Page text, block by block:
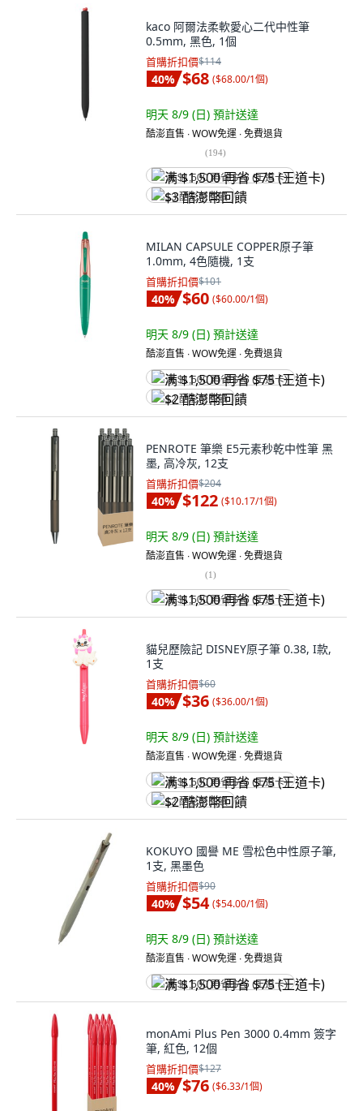
kaco 阿爾法柔軟愛心二代中性筆
0.5mm, 黑色, 1個
首購折扣價$114
40% $68 ($68.00/1個)
明天 8/9 (日) 預計送達
酷澎直售 ∙ WOW免運 ∙ 免費退貨
(194)
满 $1,500 再省 $75 (王道卡)
$3 酷澎幣回饋
MILAN CAPSULE COPPER原子筆
1.0mm, 4色隨機, 1支
首購折扣價$101
40% $60 ($60.00/1個)
明天 8/9 (日) 預計送達
酷澎直售 ∙ WOW免運 ∙ 免費退貨
满 $1,500 再省 $75 (王道卡)
$2 酷澎幣回饋
PENROTE 筆樂 E5元素秒乾中性筆 黑
墨, 高冷灰, 12支
首購折扣價$204
40% $122 ($10.17/1個)
明天 8/9 (日) 預計送達
酷澎直售 ∙ WOW免運 ∙ 免費退貨
(1)
满 $1,500 再省 $75 (王道卡)
貓兒歷險記 DISNEY原子筆 0.38, I款,
1支
首購折扣價$60
40% $36 ($36.00/1個)
明天 8/9 (日) 預計送達
酷澎直售 ∙ WOW免運 ∙ 免費退貨
满 $1,500 再省 $75 (王道卡)
$2 酷澎幣回饋
KOKUYO 國譽 ME 雪松色中性原子筆,
1支, 黑墨色
首購折扣價$90
40% $54 ($54.00/1個)
明天 8/9 (日) 預計送達
酷澎直售 ∙ WOW免運 ∙ 免費退貨
满 $1,500 再省 $75 (王道卡)
monAmi Plus Pen 3000 0.4mm 簽字
筆, 紅色, 12個
首購折扣價$127
40% $76 ($6.33/1個)